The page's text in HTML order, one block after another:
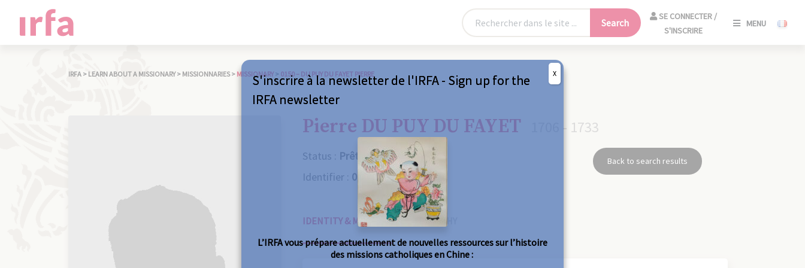
Search
SE CONNECTER /
S'INSCRIRE
MENU
IRFA > LEARN ABOUT A MISSIONARY > MISSIONNARIES > MISSIONARY > 0150 – DU PUY DU FAYET PIERRE
Pierre DU PUY DU FAYET 1706 - 1733
Status : Prêtre
Identifier : 0150
Back to search results
IDENTITY & MISSIONS BIOGRAPHY
S'inscrire à la newsletter de l'IRFA - Sign up for the
IRFA newsletter
L’IRFA vous prépare actuellement de nouvelles ressources sur l’histoire
des missions catholiques en Chine :
X